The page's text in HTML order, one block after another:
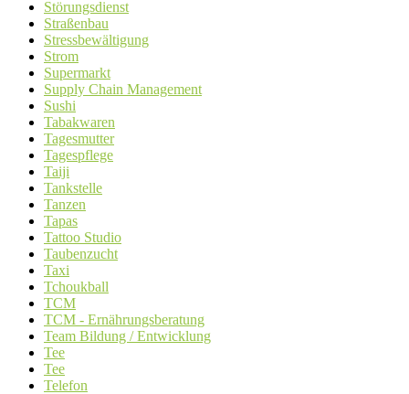
Störungsdienst
Straßenbau
Stressbewältigung
Strom
Supermarkt
Supply Chain Management
Sushi
Tabakwaren
Tagesmutter
Tagespflege
Taiji
Tankstelle
Tanzen
Tapas
Tattoo Studio
Taubenzucht
Taxi
Tchoukball
TCM
TCM - Ernährungsberatung
Team Bildung / Entwicklung
Tee
Tee
Telefon